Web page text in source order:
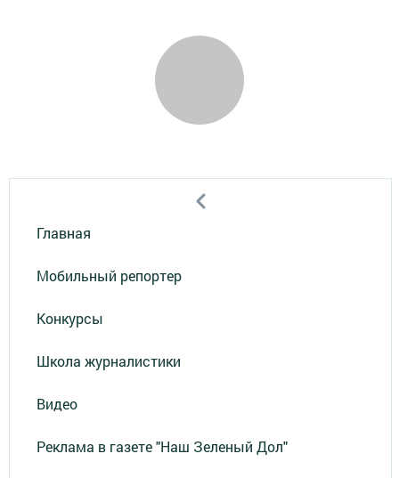
Главная
Мобильный репортер
Конкурсы
Школа журналистики
Видео
Реклама в газете "Наш Зеленый Дол"